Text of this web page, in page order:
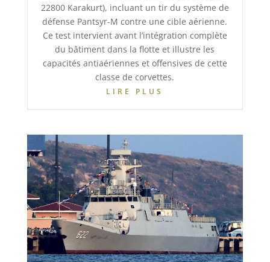
22800 Karakurt), incluant un tir du système de
défense Pantsyr-M contre une cible aérienne.
Ce test intervient avant l’intégration complète
du bâtiment dans la flotte et illustre les
capacités antiaériennes et offensives de cette
classe de corvettes.
LIRE PLUS